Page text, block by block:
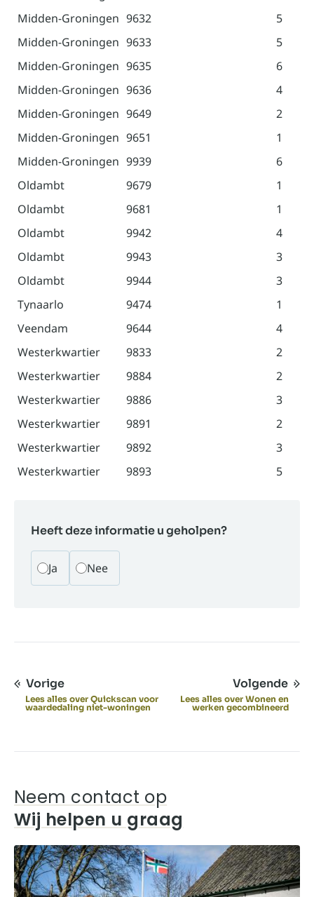
Midden-Groningen 9632
5
Midden-Groningen 9633
5
Midden-Groningen 9635
6
Midden-Groningen 9636
4
Midden-Groningen 9649
2
Midden-Groningen 9651
1
Midden-Groningen 9939
6
Oldambt
9679
1
Oldambt
9681
1
Oldambt
9942
4
Oldambt
9943
3
Oldambt
9944
3
Tynaarlo
9474
1
Veendam
9644
4
Westerkwartier
9833
2
Westerkwartier
9884
2
Westerkwartier
9886
3
Westerkwartier
9891
2
Westerkwartier
9892
3
Westerkwartier
9893 5
Heeft deze informatie u geholpen?
Ja Nee
Vorige
Lees alles over Quickscan voor
waardedaling niet-woningen
Volgende
Lees alles over Wonen en
werken gecombineerd
Neem contact op
Wij helpen u graag